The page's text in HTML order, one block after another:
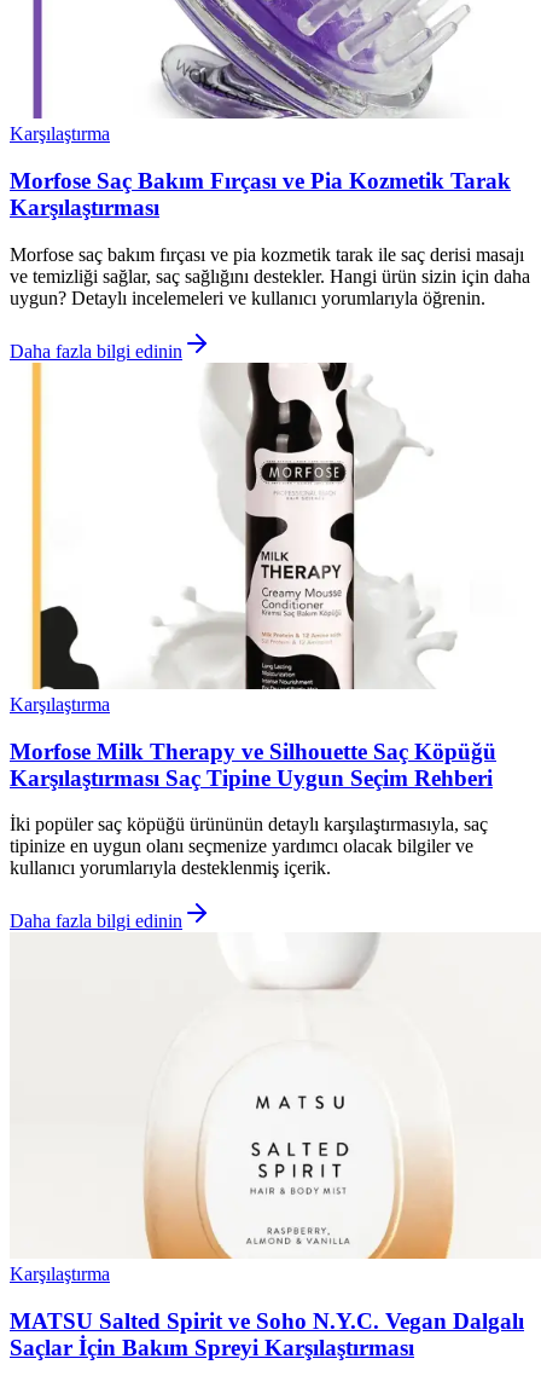
Karşılaştırma
Morfose Saç Bakım Fırçası ve Pia Kozmetik Tarak
Karşılaştırması
Morfose saç bakım fırçası ve pia kozmetik tarak ile saç derisi masajı
ve temizliği sağlar, saç sağlığını destekler. Hangi ürün sizin için daha
uygun? Detaylı incelemeleri ve kullanıcı yorumlarıyla öğrenin.
Daha fazla bilgi edinin
Karşılaştırma
Morfose Milk Therapy ve Silhouette Saç Köpüğü
Karşılaştırması Saç Tipine Uygun Seçim Rehberi
İki popüler saç köpüğü ürününün detaylı karşılaştırmasıyla, saç
tipinize en uygun olanı seçmenize yardımcı olacak bilgiler ve
kullanıcı yorumlarıyla desteklenmiş içerik.
Daha fazla bilgi edinin
Karşılaştırma
MATSU Salted Spirit ve Soho N.Y.C. Vegan Dalgalı
Saçlar İçin Bakım Spreyi Karşılaştırması